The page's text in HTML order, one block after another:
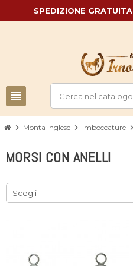
SPEDIZIONE GRATUITA
view_headline
chevron_right Monta Inglese chevron_right Imboccature chevron_right
MORSI CON ANELLI
Scegli